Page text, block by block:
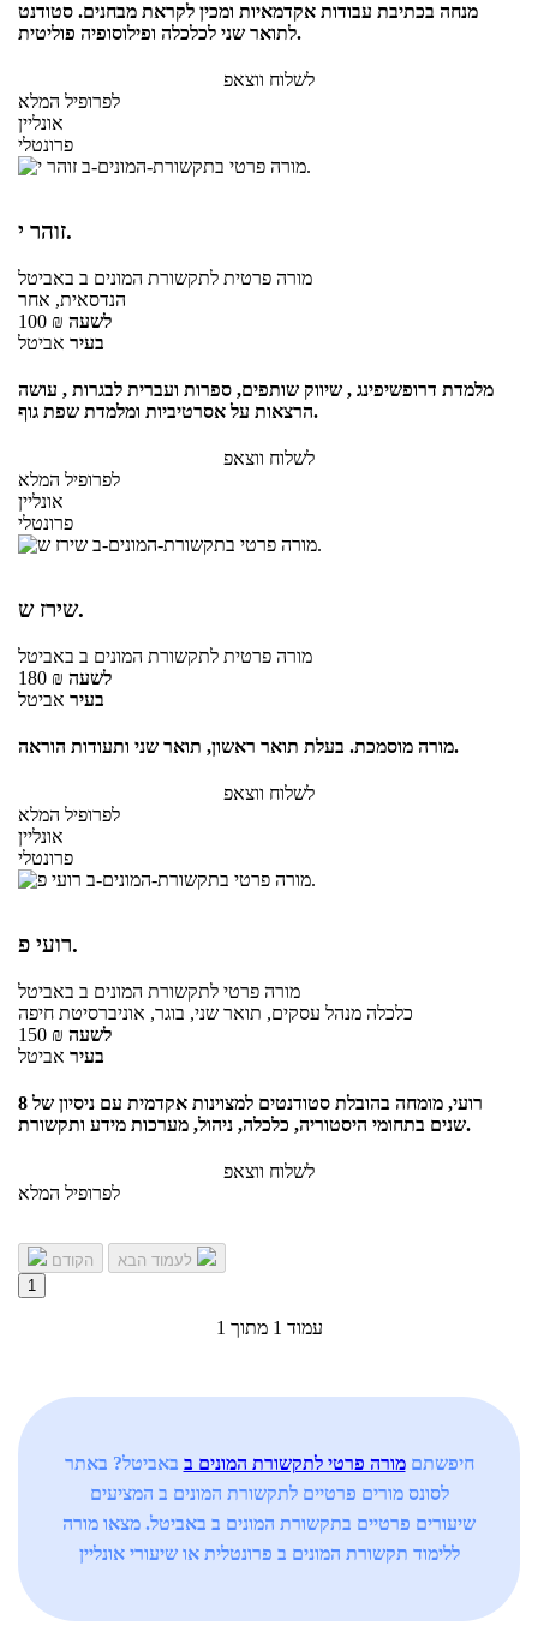
מנחה בכתיבת עבודות אקדמאיות ומכין לקראת מבחנים. סטודנט
לתואר שני לכלכלה ופילוסופיה פוליטית.
לשלוח ווצאפ
לפרופיל המלא
אונליין
פרונטלי
זוהר י.
מורה פרטית לתקשורת המונים ב באביטל
הנדסאית, אחר
100 ₪ לשעה
בעיר אביטל
מלמדת דרופשיפינג , שיווק שותפים, ספרות ועברית לבגרות , עושה
הרצאות על אסרטיביות ומלמדת שפת גוף.
לשלוח ווצאפ
לפרופיל המלא
אונליין
פרונטלי
שירז ש.
מורה פרטית לתקשורת המונים ב באביטל
180 ₪ לשעה
בעיר אביטל
מורה מוסמכת. בעלת תואר ראשון, תואר שני ותעודות הוראה.
לשלוח ווצאפ
לפרופיל המלא
אונליין
פרונטלי
רועי פ.
מורה פרטי לתקשורת המונים ב באביטל
כלכלה מנהל עסקים, תואר שני, בוגר, אוניברסיטת חיפה
150 ₪ לשעה
בעיר אביטל
רועי, מומחה בהובלת סטודנטים למצוינות אקדמית עם ניסיון של 8
שנים בתחומי היסטוריה, כלכלה, ניהול, מערכות מידע ותקשורת.
לשלוח ווצאפ
לפרופיל המלא
הקודם
1
עמוד 1 מתוך 1
חיפשתםמורה פרטי לתקשורת המונים ב באביטל? באתר
לסונס מורים פרטיים לתקשורת המונים ב המציעים
שיעורים פרטיים בתקשורת המונים ב באביטל. מצאו מורה
ללימוד תקשורת המונים ב פרונטלית או שיעורי אונליין